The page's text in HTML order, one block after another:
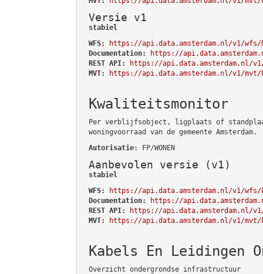
Versie v1
stabiel
WFS:
https://api.data.amsterdam.nl/v1/
Documentation:
https://
REST API:
https://api.data.amsterdam.nl/
MVT:
https://api.data.amsterdam.nl/v1/
Kwaliteitsmonitor
Per verblijfsobject, ligplaats of
woningvoorraad van de gemeente Amsterdam.
Autorisatie: FP/WONEN
Aanbevolen versie (v1)
stabiel
WFS:
https://api.data.amsterdam.nl/v1/
Documentation:
https://
REST API:
https://api.data.amsterdam.nl/
MVT:
https://api.data.amsterdam.nl/v1/
Kabels En Leidingen
Overzicht ondergrondse infrastructuur